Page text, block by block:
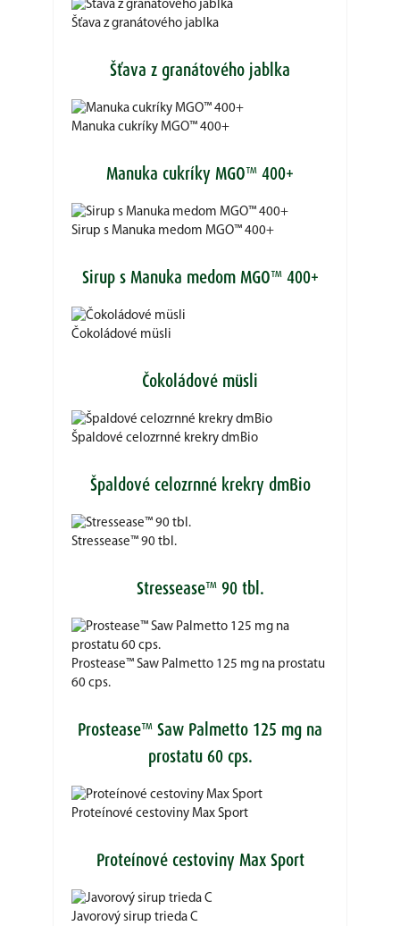
Šťava z granátového jablka
Šťava z granátového jablka
Manuka cukríky MGO™ 400+
Manuka cukríky MGO™ 400+
Sirup s Manuka medom MGO™ 400+
Sirup s Manuka medom MGO™ 400+
Čokoládové müsli
Čokoládové müsli
Špaldové celozrnné krekry dmBio
Špaldové celozrnné krekry dmBio
Stressease™ 90 tbl.
Stressease™ 90 tbl.
Prostease™ Saw Palmetto 125 mg na prostatu
60 cps.
Prostease™ Saw Palmetto 125 mg na
prostatu 60 cps.
Proteínové cestoviny Max Sport
Proteínové cestoviny Max Sport
Javorový sirup trieda C